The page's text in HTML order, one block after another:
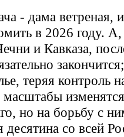
- дама ветреная,
в 2026 году.
и Кавказа,
теряя контроль
но на борьбу с
десятина со всей